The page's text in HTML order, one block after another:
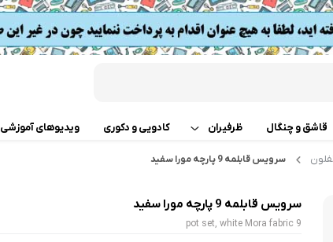
قاشق و چنگال ظرفیران
تابه دو دسته
کادویی و دکوری ویدیوهای آموزشی
سرویس قابلمه 9 پارچه مورا سفید
سرویس قابلمه 9 پارچه مورا سفید
9 pot set, white Mora fabric